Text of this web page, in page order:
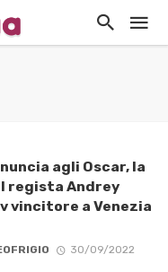
agli Oscar, la
regista Andrey
vincitore a Venezia
30/09/2022